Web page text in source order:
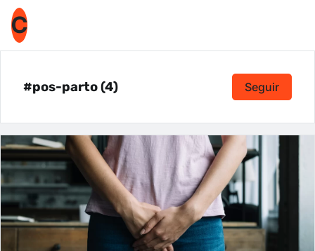
C
#pos-parto (4) Seguir